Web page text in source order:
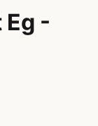
-